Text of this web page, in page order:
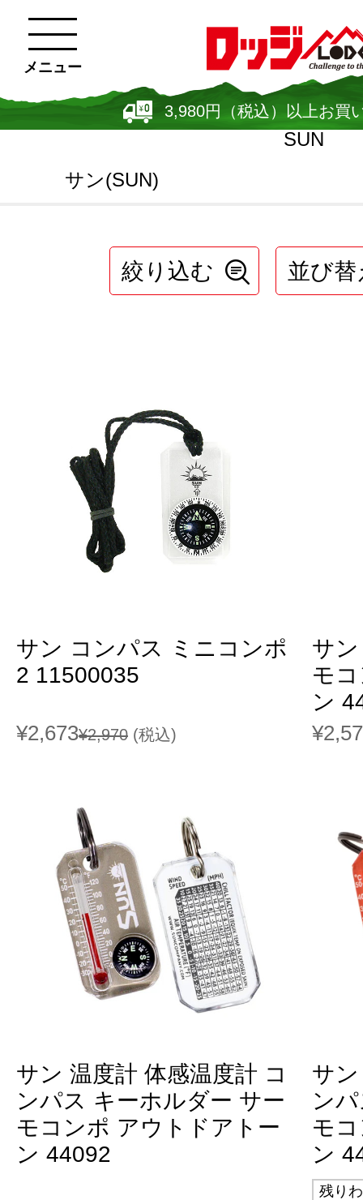
3,980円（税込）以上お買
メニュー
SUN
サン(SUN)
絞り込む 並び替
サン コンパス ミニコンポ
2 11500035
¥2,673¥2,970 (税込)
サ
モ
ン
サン 温度計 体感温度計 コ
ンパス キーホルダー サー
モコンポ アウトドアトー
ン 44092
サ
ン
モ
ン
残り